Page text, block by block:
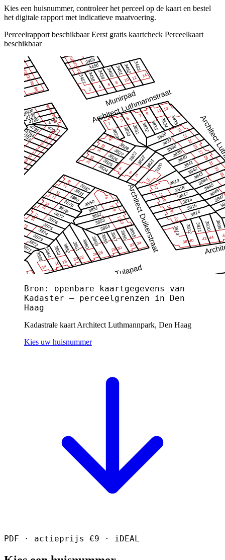
Kies een huisnummer, controleer het perceel op de kaart en bestel
het digitale rapport met indicatieve maatvoering.
Perceelrapport beschikbaar Eerst gratis kaartcheck Perceelkaart
beschikbaar
Bron: openbare kaartgegevens van
Kadaster — perceelgrenzen in Den
Haag
Kadastrale kaart Architect Luthmannpark, Den Haag
Kies uw huisnummer
PDF · actieprijs €9 · iDEAL